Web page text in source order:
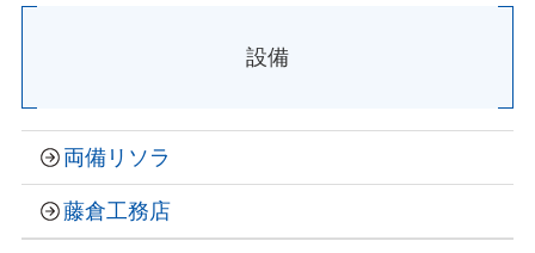
設備
両備リソラ
藤倉工務店